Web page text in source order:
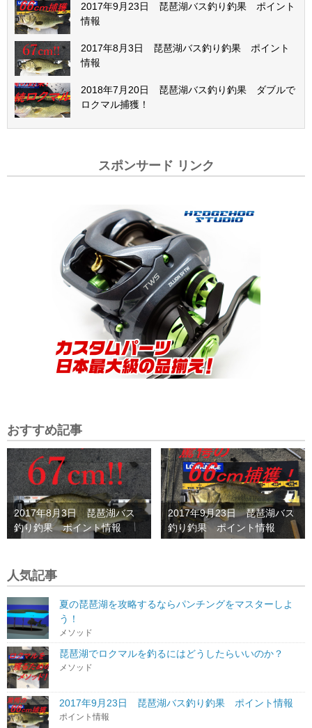
2017年9月23日 琵琶湖バス釣り釣果 ポイント
情報
2017年8月3日 琵琶湖バス釣り釣果 ポイント
情報
2018年7月20日 琵琶湖バス釣り釣果 ダブルで
ロクマル捕獲！
スポンサード リンク
おすすめ記事
2017年8月3日 琵琶湖バス
釣り釣果 ポイント情報
2017年9月23日 琵琶湖バス
釣り釣果 ポイント情報
人気記事
夏の琵琶湖を攻略するならパンチングをマスターしよ
う！
メソッド
琵琶湖でロクマルを釣るにはどうしたらいいのか？
メソッド
2017年9月23日 琵琶湖バス釣り釣果 ポイント情報
ポイント情報